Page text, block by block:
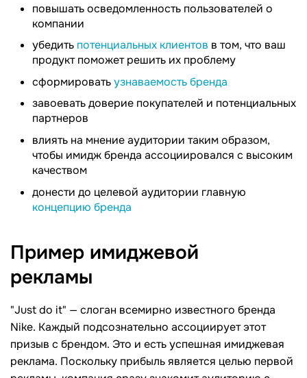
повышать осведомленность пользователей о
компании
убедить потенциальных клиентов в том, что ваш
продукт поможет решить их проблему
сформироватьузнаваемость бренда
завоевать доверие покупателей и потенциальных
партнеров
влиять на мнение аудитории таким образом,
чтобы имидж бренда ассоциировался с высоким
качеством
донести до целевой аудитории главную
концепцию бренда
Пример имиджевой
рекламы
"Just do it" — слоган всемирно известного бренда
Nike. Каждый подсознательно ассоциирует этот
призыв с брендом. Это и есть успешная имиджевая
реклама. Поскольку прибыль является целью первой